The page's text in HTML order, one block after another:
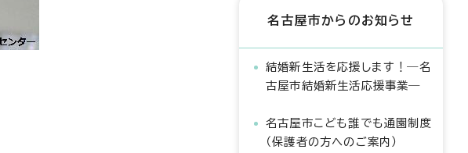
名古屋市からのお知らせ
結婚新生活を応援します！―名
古屋市結婚新生活応援事業―
名古屋市こども誰でも通園制度
（保護者の方へのご案内）